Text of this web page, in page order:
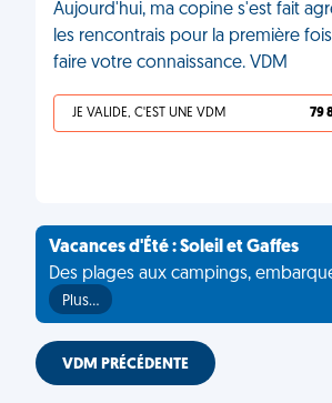
Aujourd'hui, ma copine s'est fait
les rencontrais pour la première
faire votre connaissance. VDM
JE VALIDE, C'EST UNE VDM 79
Vacances d'Été : Soleil et Gaffes
Des plages aux campings,
Plus…
VDM PRÉCÉDENTE